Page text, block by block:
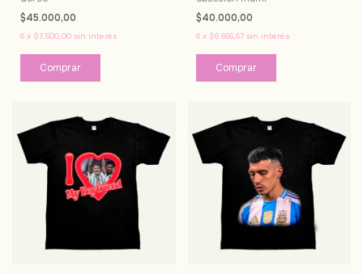
$45.000,00
6 x $7.500,00 sin interés
Comprar
$40.000,00
6 x $6.666,67 sin interés
Comprar